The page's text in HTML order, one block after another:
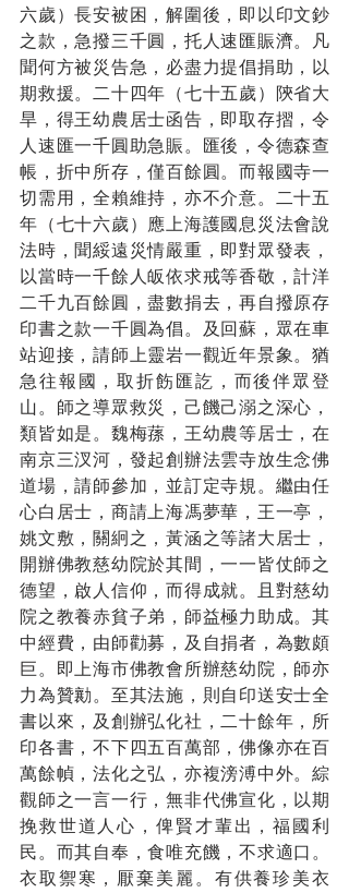
六歲）長安被困，解圍後，即以印文鈔
之款，急撥三千圓，托人速匯賑濟。凡
聞何方被災告急，必盡力提倡捐助，以
期救援。二十四年（七十五歲）陝省大
旱，得王幼農居士函告，即取存摺，令
人速匯一千圓助急賑。匯後，令德森查
帳，折中所存，僅百餘圓。而報國寺一
切需用，全賴維持，亦不介意。二十五
年（七十六歲）應上海護國息災法會說
法時，聞綏遠災情嚴重，即對眾發表，
以當時一千餘人皈依求戒等香敬，計洋
二千九百餘圓，盡數捐去，再自撥原存
印書之款一千圓為倡。及回蘇，眾在車
站迎接，請師上靈岩一觀近年景象。猶
急往報國，取折飭匯訖，而後伴眾登
山。師之導眾救災，己饑己溺之深心，
類皆如是。魏梅蓀，王幼農等居士，在
南京三汊河，發起創辦法雲寺放生念佛
道場，請師參加，並訂定寺規。繼由任
心白居士，商請上海馮夢華，王一亭，
姚文敷，關絅之，黃涵之等諸大居士，
開辦佛教慈幼院於其間，一一皆仗師之
德望，啟人信仰，而得成就。且對慈幼
院之教養赤貧子弟，師益極力助成。其
中經費，由師勸募，及自捐者，為數頗
巨。即上海市佛教會所辦慈幼院，師亦
力為贊勷。至其法施，則自印送安士全
書以來，及創辦弘化社，二十餘年，所
印各書，不下四五百萬部，佛像亦在百
萬餘幀，法化之弘，亦複滂溥中外。綜
觀師之一言一行，無非代佛宣化，以期
挽救世道人心，俾賢才輩出，福國利
民。而其自奉，食唯充饑，不求適口。
衣取禦寒，厭棄美麗。有供養珍美衣